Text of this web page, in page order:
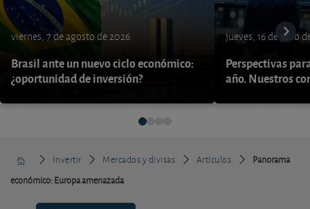
viernes, 7 de agosto de 2026
Brasil ante un nuevo ciclo económico:
¿oportunidad de inversión?
jueves, 16 de julio
Perspectivas
año. Nuestros
Invertir Mercados y divisas Artículos
Panorama
económico: Europa amenazada